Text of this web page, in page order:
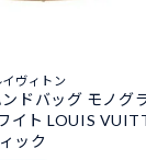
ヴィトン
ドバッグ モノグ
イト LOUIS
ック